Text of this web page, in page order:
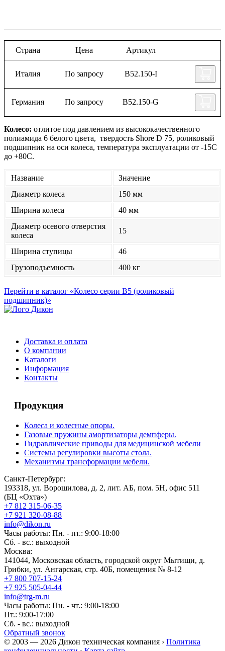
Колесо: отлитое под давлением из высококачественного
полиамида 6 белого цвета, твердость Shore D 75, роликовый
подшипник на оси колеса, температура эксплуатации от -15С
до +80С.
Название
Значение
Диаметр колеса
150 мм
Ширина колеса
40 мм
Диаметр осевого отверстия
колеса
15
Ширина ступицы
46
Грузоподъемность
400 кг
Страна Цена Артикул
Италия По запросу B52.150-I
Германия По запросу B52.150-G
Перейти в каталог «Колесо серии B5 (роликовый
подшипник)»
Доставка и оплата
О компании
Каталоги
Информация
Контакты
Продукция
Колеса и колесные опоры.
Газовые пружины амортизаторы демпферы.
Гидравлические приводы для медицинской мебели
Системы регулировки высоты стола.
Механизмы трансформации мебели.
Санкт-Петербург:
193318, ул. Ворошилова, д. 2, лит. АБ, пом. 5Н, офис 511
(БЦ «Охта»)
+7 812 315-06-35
+7 921 320-08-88
info@dikon.ru
Часы работы: Пн. - пт.: 9:00-18:00
Сб. - вс.: выходной
Москва:
141044, Московская область, городской округ Мытищи, д.
Грибки, ул. Ангарская, стр. 40Б, помещения № 8-12
+7 800 707-15-24
+7 925 505-04-44
info@trg-m.ru
Часы работы: Пн. - чт.: 9:00-18:00
Пт.: 9:00-17:00
Сб. - вс.: выходной
Обратный звонок
© 2003 — 2026 Дикон техническая компания › Политика